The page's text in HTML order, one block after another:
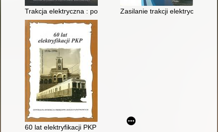
Trakcja elektryczna : podstawy Zasilanie trakcji elektrycznej w
60 lat elektryfikacji PKP : praca zbiorowa